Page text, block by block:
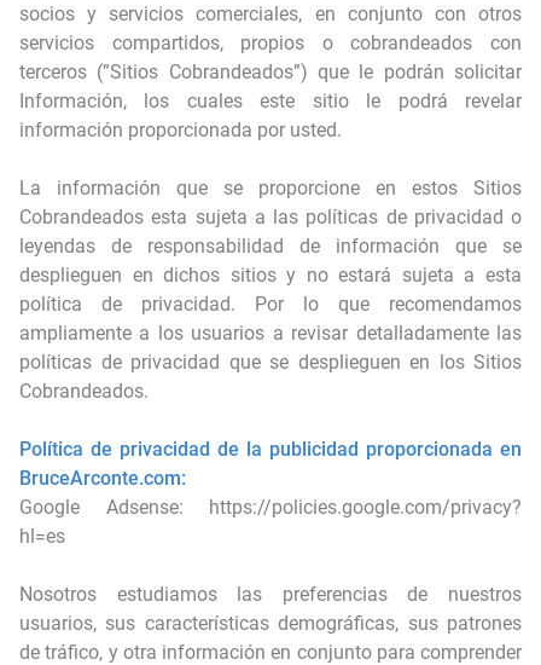
socios y servicios comerciales, en conjunto con otros
servicios compartidos, propios o cobrandeados con
terceros (”Sitios Cobrandeados”) que le podrán solicitar
Información, los cuales este sitio le podrá revelar
información proporcionada por usted.
La información que se proporcione en estos Sitios
Cobrandeados esta sujeta a las políticas de privacidad o
leyendas de responsabilidad de información que se
desplieguen en dichos sitios y no estará sujeta a esta
política de privacidad. Por lo que recomendamos
ampliamente a los usuarios a revisar detalladamente las
políticas de privacidad que se desplieguen en los Sitios
Cobrandeados.
Política de privacidad de la publicidad proporcionada en
BruceArconte.com:
Google Adsense: https://policies.google.com/privacy?
hl=es
Nosotros estudiamos las preferencias de nuestros
usuarios, sus características demográficas, sus patrones
de tráfico, y otra información en conjunto para comprender